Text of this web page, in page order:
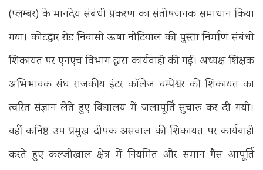
(प्लम्बर) के मानदेय संबंधी प्रकरण का संतोषजनक समाधान किया
गया। कोटद्वार रोड निवासी ऊषा नौटियाल की पुस्ता निर्माण संबंधी
शिकायत पर एनएच विभाग द्वारा कार्यवाही की गई। अध्यक्ष शिक्षक
अभिभावक संघ राजकीय इंटर कॉलेज चम्पेश्वर की शिकायत का
त्वरित संज्ञान लेते हुए विद्यालय में जलापूर्ति सुचारू कर दी गयी।
वहीं कनिष्ठ उप प्रमुख दीपक असवाल की शिकायत पर कार्यवाही
करते हुए कल्जीखाल क्षेत्र में नियमित और समान गैस आपूर्ति